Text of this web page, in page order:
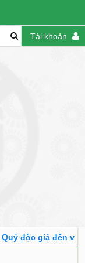
Tài khoản
độc giả đến với